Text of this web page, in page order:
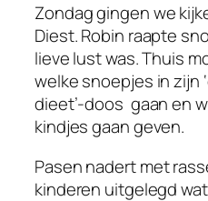
Zondag gingen we
Diest. Robin raapte
lieve lust was. Thuis
welke snoepjes in zijn
dieet’-doos gaan en
kindjes gaan geven.
Pasen nadert met
kinderen uitgelegd